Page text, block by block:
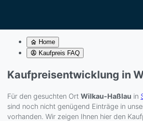
Home
Kaufpreis FAQ
Kaufpreisentwicklung in
Für den gesuchten Ort Wilkau-Haßlau in
sind noch nicht genügend Einträge in
vorhanden. Wir zeigen Ihnen hier den